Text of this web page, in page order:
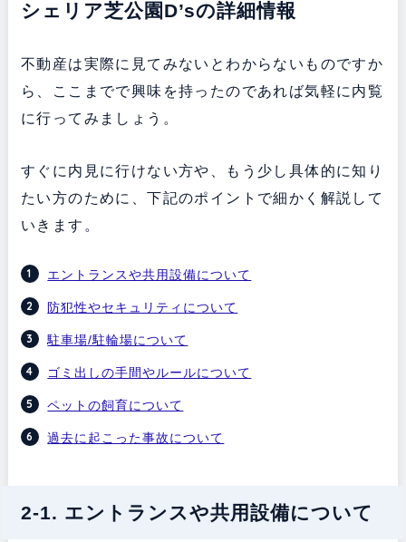
シェリア芝公園D’sの詳細情報
不動産は実際に見てみないとわからないものですか
ら、ここまでで興味を持ったのであれば気軽に内覧
に行ってみましょう。
すぐに内見に行けない方や、もう少し具体的に知り
たい方のために、下記のポイントで細かく解説して
いきます。
エントランスや共用設備について
防犯性やセキュリティについて
駐車場/駐輪場について
ゴミ出しの手間やルールについて
ペットの飼育について
過去に起こった事故について
2-1. エントランスや共用設備について